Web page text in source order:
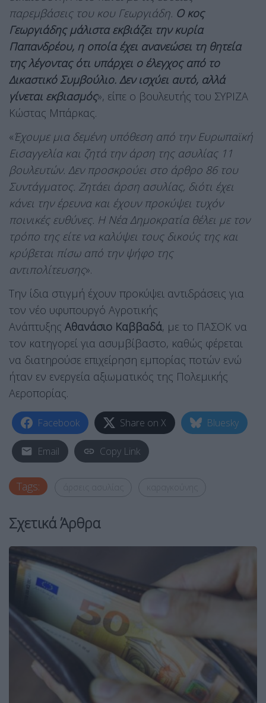
παρεμβάσεις του κου Γεωργιάδη. Ο κος
Γεωργιάδης μάλιστα εκβιάζει την κυρία
Παπανδρέου, η οποία έχει ανανεώσει τη θητεία
της λέγοντας ότι υπάρχει ο έλεγχος από το
Δικαστικό Συμβούλιο. Δεν ισχύει αυτό, αλλά
γίνεται εκβιασμός», είπε ο βουλευτής του ΣΥΡΙΖΑ
Κώστας Μπάρκας.
«Έχουμε μια δεμένη υπόθεση από την Ευρωπαϊκή
Εισαγγελία και ζητά την άρση της ασυλίας 11
βουλευτών. Δεν προσκρούει στο άρθρο 86 του
Συντάγματος. Ζητάει άρση ασυλίας, διότι έχει
κάνει την έρευνα και έχουν προκύψει τυχόν
ποινικές ευθύνες. Η Νέα Δημοκρατία θέλει με τον
τρόπο της είτε να καλύψει τους δικούς της και
κρύβεται πίσω από την ψήφο της
αντιπολίτευσης».
Την ίδια στιγμή έχουν προκύψει αντιδράσεις για
τον νέο υφυπουργό Αγροτικής
Ανάπτυξης Αθανάσιο Καββαδά, με το ΠΑΣΟΚ να
τον κατηγορεί για ασυμβίβαστο, καθώς φέρεται
να διατηρούσε επιχείρηση εμπορίας ποτών ενώ
ήταν εν ενεργεία αξιωματικός της Πολεμικής
Αεροπορίας.
Facebook Share on X Bluesky
Email Copy Link
Tags:
Σχετικά Άρθρα